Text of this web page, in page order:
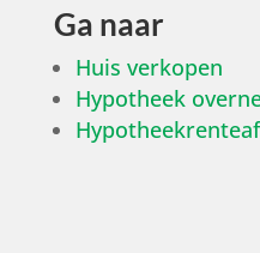
Ga naar
Huis verkopen
Hypotheek